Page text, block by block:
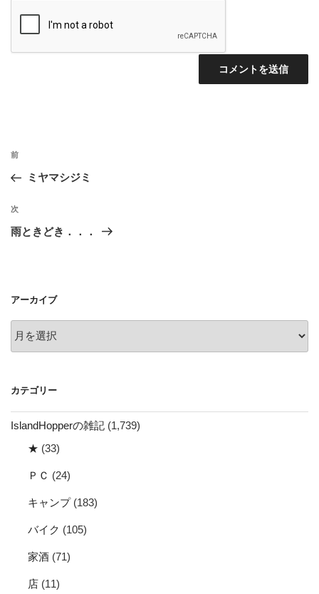
投
ナ
ビ
ゲ
ン
前
の
稿
前
ミヤマシジミ
次
の
次
雨ときどき．．．
アーカイブ
ー
ブ
カテゴリー
IslandHopperの雑記 (1,739)
★ (33)
ＰＣ (24)
キャンプ(183)
バイク (105)
家酒 (71)
店 (11)